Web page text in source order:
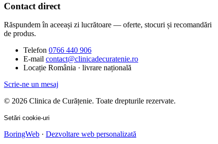
Contact direct
Răspundem în aceeași zi lucrătoare — oferte, stocuri și recomandări
de produs.
Telefon 0766 440 906
E-mail contact@clinicadecuratenie.ro
Locație România · livrare națională
Scrie-ne un mesaj
© 2026 Clinica de Curățenie. Toate drepturile rezervate.
Setări cookie-uri
BoringWeb · Dezvoltare web personalizată